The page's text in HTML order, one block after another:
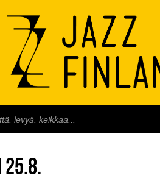
LIVE
25.8.